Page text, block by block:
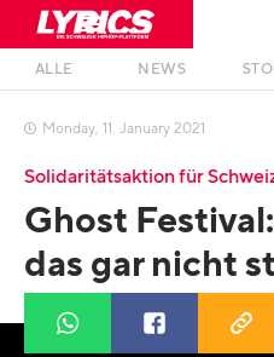
ALLE NEWS
 Monday, 11. January 2021
Solidaritätsaktion für
Ghost
das gar nicht